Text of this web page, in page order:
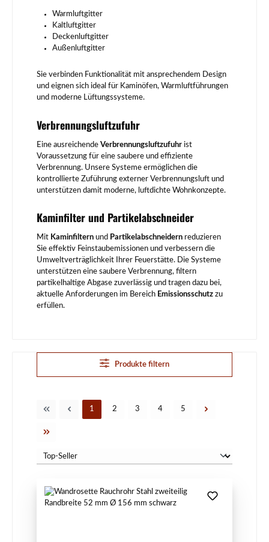
Warmluftgitter
Kaltluftgitter
Deckenluftgitter
Außenluftgitter
Sie verbinden Funktionalität mit ansprechendem Design
und eignen sich ideal für Kaminöfen, Warmluftführungen
und moderne Lüftungssysteme.
Verbrennungsluftzufuhr
Eine ausreichende Verbrennungsluftzufuhr ist
Voraussetzung für eine saubere und effiziente
Verbrennung. Unsere Systeme ermöglichen die
kontrollierte Zuführung externer Verbrennungsluft und
unterstützen damit moderne, luftdichte Wohnkonzepte.
Kaminfilter und Partikelabschneider
Mit Kaminfiltern und Partikelabschneidern reduzieren
Sie effektiv Feinstaubemissionen und verbessern die
Umweltverträglichkeit Ihrer Feuerstätte. Die Systeme
unterstützen eine saubere Verbrennung, filtern
partikelhaltige Abgase zuverlässig und tragen dazu bei,
aktuelle Anforderungen im Bereich Emissionsschutz zu
erfüllen.
Produkte filtern
Seite
1 Seite
2 Seite
3 Seite
4 Seite
5